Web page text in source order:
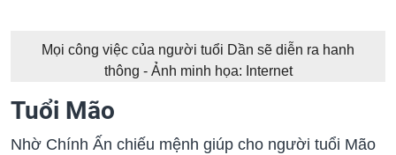
Mọi công việc của người tuổi Dần sẽ diễn ra hanh
thông - Ảnh minh họa: Internet
Tuổi Mão
Nhờ Chính Ấn chiếu mệnh giúp cho người tuổi Mão